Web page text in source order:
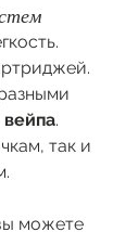
.
так и
можете